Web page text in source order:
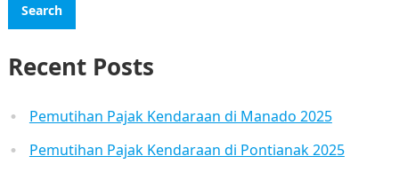
Recent Posts
Pemutihan Pajak Kendaraan di Manado 2025
Pemutihan Pajak Kendaraan di Pontianak 2025